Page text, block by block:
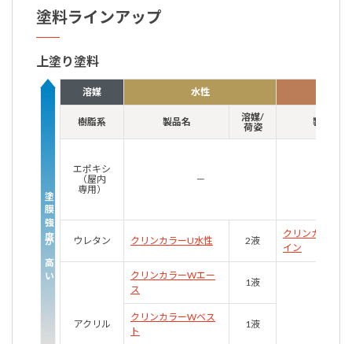
塗料ラインアップ
上塗り塗料
塗膜強度が高い
溶媒 水性
樹脂系 製品名
溶媒/
荷姿
製品名
エポキシ
（屋内
専用）
－
ウレタン クリンカラーU水性 2液
クリンカラーU
イン
アクリル
クリンカラーWエー
ス
1液
クリンカラーWベス
ト
1液